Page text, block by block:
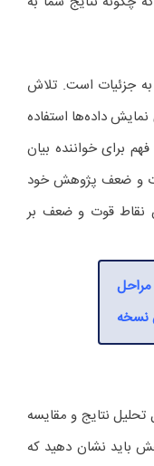
جزئیات است. تلاش
نمایش داده‌ها استفاده
برای خواننده بیان
و ضعف پژوهش خود
نقاط قوت و ضعف بر
مراحل
نسخه
نتایج و مقایسه
باید نشان دهید که